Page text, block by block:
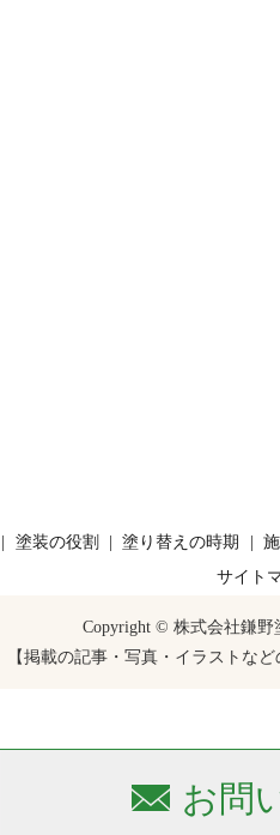
お問
塗装の役割 塗り替えの時期
サイト
Copyright © 株式会社鎌野
【掲載の記事・写真・イラストな